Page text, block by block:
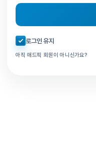
자동로그인 체크
로그인 유지
아직 애드픽 회원이 아니신가요?